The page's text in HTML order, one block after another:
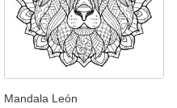
Mandala León